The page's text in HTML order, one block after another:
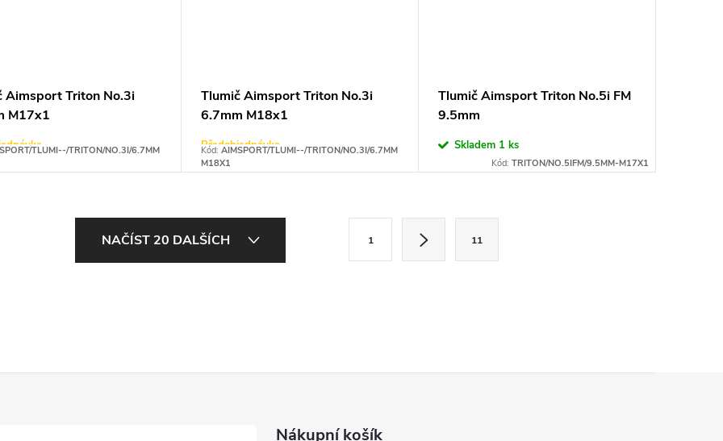
Aimsport Triton No.3i
M17x1
TLUMI--/TRITON/NO.3I/6.7MM
Tlumič Aimsport Triton No.3i
6.7mm M18x1
Předobjednávka
Kód: AIMSPORT/TLUMI--/TRITON/NO.3I/6.7MM
M18X1
Tlumič Aimsport Triton No.5i FM
9.5mm
Skladem 1 ks
Kód: TRITON/NO.5IFM/9.5MM-M17X1
NAČÍST 20 DALŠÍCH 1 11
Nákupní košík